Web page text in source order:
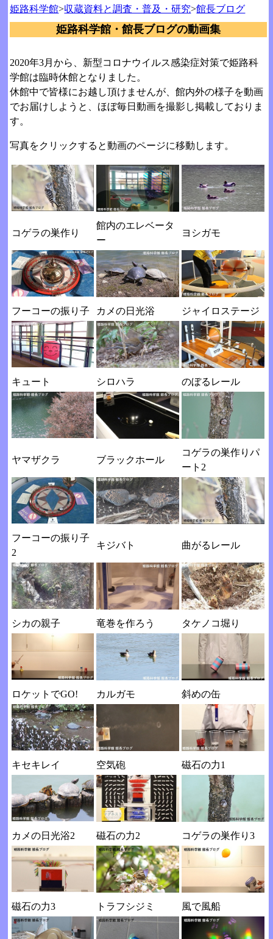
姫路科学館>収蔵資料と調査・普及・研究>館長ブログ
姫路科学館・館長ブログの動画集
2020年3月から、新型コロナウイルス感染症対策で姫路科
学館は臨時休館となりました。
休館中で皆様にお越し頂けませんが、館内外の様子を動画
でお届けしようと、ほぼ毎日動画を撮影し掲載しておりま
す。
写真をクリックすると動画のページに移動します。
コゲラの巣作り
館内のエレベータ
ー
ヨシガモ
フーコーの振り子 カメの日光浴 ジャイロステージ
キュート シロハラ のぼるレール
ヤマザクラ ブラックホール
コゲラの巣作りパ
ート2
フーコーの振り子
2
キジバト 曲がるレール
シカの親子 竜巻を作ろう タケノコ堀り
ロケットでGO! カルガモ 斜めの缶
キセキレイ 空気砲 磁石の力1
カメの日光浴2 磁石の力2 コゲラの巣作り3
磁石の力3 トラフシジミ 風で風船